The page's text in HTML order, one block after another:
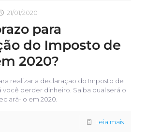
21/01/2020
para
do Imposto de
2020?
realizar a declaração do Imposto de
você perder dinheiro. Saiba qual será o
lo em 2020.
Leia mais